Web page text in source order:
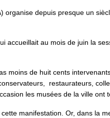
organise depuis presque un
accueillait au mois de juin la
moins de huit cents
restaurateurs,
les musées de la ville ont
manifestation. Or, dans